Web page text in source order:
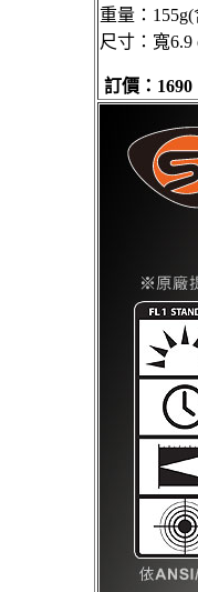
重量：
尺寸：寬6.9
訂價：1690